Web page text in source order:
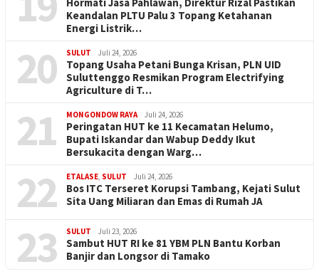
Keandalan PLTU Palu 3 Topang Ketahanan
Energi Listrik…
20 SULUT Juli 24, 2026
Topang Usaha Petani Bunga Krisan, PLN UID
Suluttenggo Resmikan Program Electrifying
Agriculture di T…
21 MONGONDOW RAYA Juli 24, 2026
Peringatan HUT ke 11 Kecamatan Helumo,
Bupati Iskandar dan Wabup Deddy Ikut
Bersukacita dengan Warg…
22 ETALASE, SULUT Juli 24, 2026
Bos ITC Terseret Korupsi Tambang, Kejati Sulut
Sita Uang Miliaran dan Emas di Rumah JA
23 SULUT Juli 23, 2026
Sambut HUT RI ke 81 YBM PLN Bantu Korban
Banjir dan Longsor di Tamako